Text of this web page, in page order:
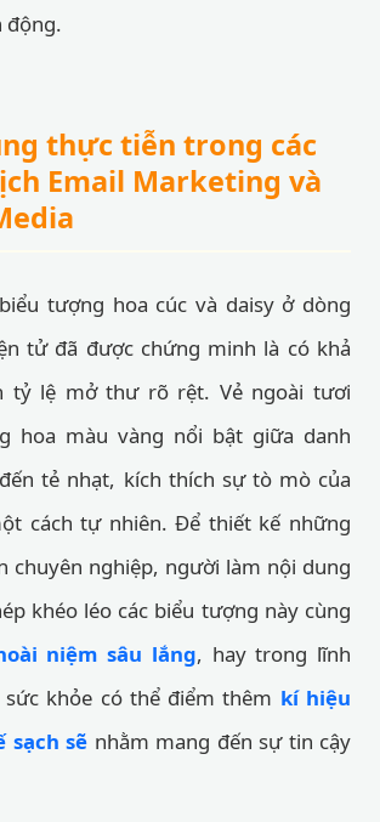
động.
thực tiễn trong các
Email Marketing và
tượng hoa cúc và daisy ở dòng
tử đã được chứng minh là có khả
tỷ lệ mở thư rõ rệt. Vẻ ngoài tươi
hoa màu vàng nổi bật giữa danh
tẻ nhạt, kích thích sự tò mò của
cách tự nhiên. Để thiết kế những
chuyên nghiệp, người làm nội dung
khéo léo các biểu tượng này cùng
niệm sâu lắng, hay trong lĩnh
khỏe có thể điểm thêm kí hiệu
sạch sẽ nhằm mang đến sự tin cậy